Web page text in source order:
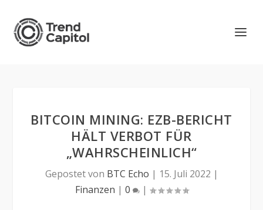
BITCOIN MINING: EZB-BERICHT
HÄLT VERBOT FÜR
„WAHRSCHEINLICH“
Gepostet von BTC Echo | 15. Juli 2022 |
Finanzen | 0 |